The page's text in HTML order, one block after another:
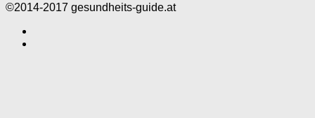
©2014-2017 gesundheits-guide.at